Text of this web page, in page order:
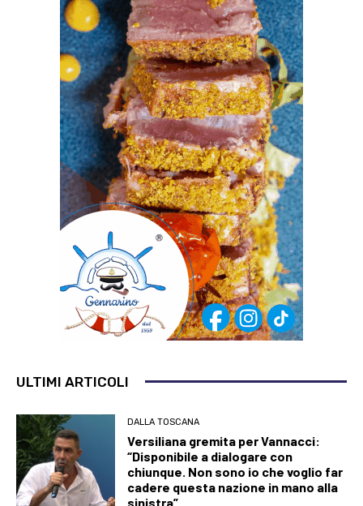
ULTIMI ARTICOLI
DALLA TOSCANA
Versiliana gremita per Vannacci:
“Disponibile a dialogare con
chiunque. Non sono io che voglio far
cadere questa nazione in mano alla
sinistra”